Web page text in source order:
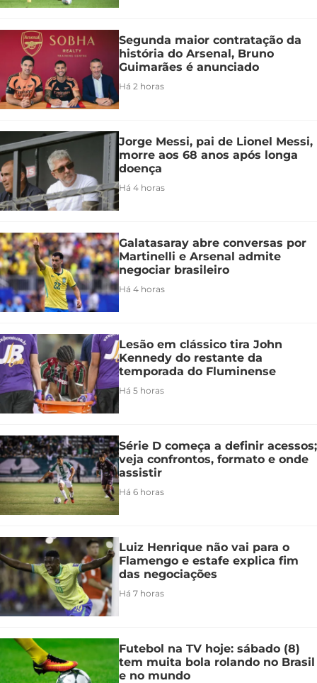
Segunda maior contratação da
história do Arsenal, Bruno
Guimarães é anunciado
Há 2 horas
Jorge Messi, pai de Lionel Messi,
morre aos 68 anos após longa
doença
Há 4 horas
Galatasaray abre conversas por
Martinelli e Arsenal admite
negociar brasileiro
Há 4 horas
Lesão em clássico tira John
Kennedy do restante da
temporada do Fluminense
Há 5 horas
Série D começa a definir acessos;
veja confrontos, formato e onde
assistir
Há 6 horas
Luiz Henrique não vai para o
Flamengo e estafe explica fim
das negociações
Há 7 horas
Futebol na TV hoje: sábado (8)
tem muita bola rolando no Brasil
e no mundo